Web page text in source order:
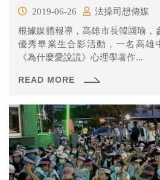
2019-06-26
法操司想傳媒
根據媒體報導，高雄市長韓國瑜，
優秀畢業生合影活動，一名高雄
《為什麼愛說謊》心理學著作...
READ MORE